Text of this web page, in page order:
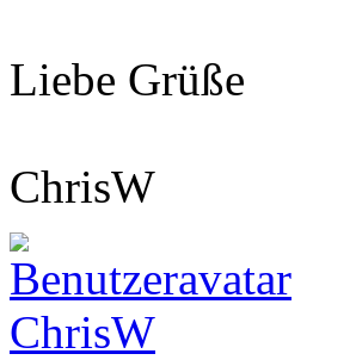
Liebe Grüße
ChrisW
ChrisW